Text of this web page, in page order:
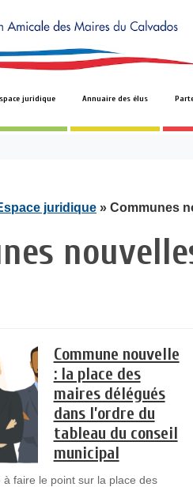
juridique Annuaire des élus
juridique » Communes
Commune nouvelle
: la place des
maires délégués
dans l’ordre du
tableau du conseil
municipal
à faire le point sur la place des